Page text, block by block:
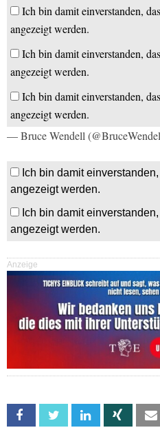
Ich bin damit einverstanden,
angezeigt werden.
Ich bin damit einverstanden,
angezeigt werden.
Ich bin damit einverstanden,
angezeigt werden.
— Bruce Wendell
Ich bin damit
angezeigt werden.
Ich bin damit
angezeigt werden.
Anzeige
Facebook Twitter Linkedin Xing